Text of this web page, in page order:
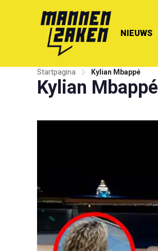
NIEUWS
Startpagina Kylian Mbappé
Kylian Mbappé